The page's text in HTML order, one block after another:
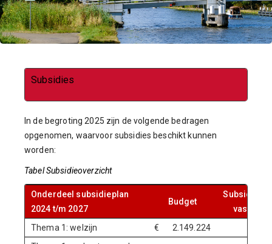
Subsidies
In de begroting 2025 zijn de volgende bedragen
opgenomen, waarvoor subsidies beschikt kunnen
worden:
Tabel Subsidieoverzicht
Onderdeel subsidieplan
2024 t/m 2027
Budget
Thema 1: welzijn
€ 2.149.224